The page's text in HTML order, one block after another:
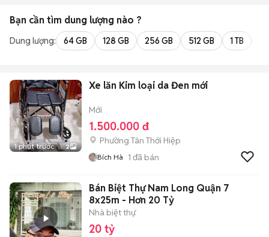
Bạn cần tìm dung lượng nào ?
Dung lượng: 64 GB 128 GB 256 GB 512 GB 1 TB
1 phút trước 2
Xe lăn Kim loại da Đen mới
Mới
1.500.000 đ
Phường Tân Thới Hiệp
Bích Hà 1 đã bán
Bán Biệt Thự Nam Long Quận 7
8x25m - Hơn 20 Tỷ
Nhà biệt thự
20 tỷ